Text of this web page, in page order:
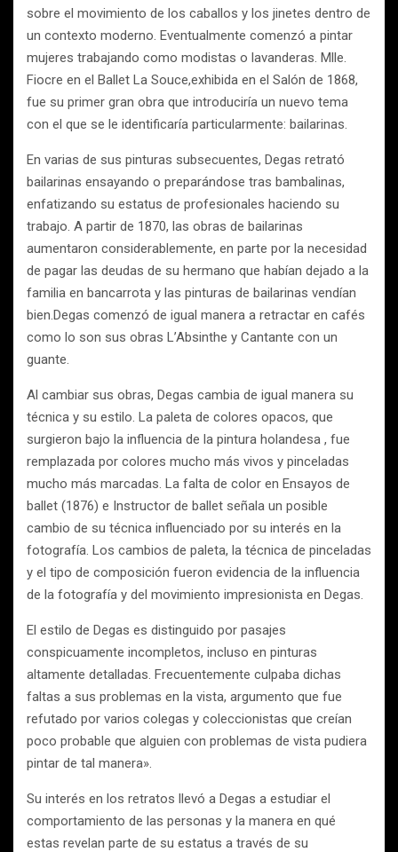
sobre el movimiento de los caballos y los jinetes dentro de
un contexto moderno. Eventualmente comenzó a pintar
mujeres trabajando como modistas o lavanderas. Mlle.
Fiocre en el Ballet La Souce,exhibida en el Salón de 1868,
fue su primer gran obra que introduciría un nuevo tema
con el que se le identificaría particularmente: bailarinas.
En varias de sus pinturas subsecuentes, Degas retrató
bailarinas ensayando o preparándose tras bambalinas,
enfatizando su estatus de profesionales haciendo su
trabajo. A partir de 1870, las obras de bailarinas
aumentaron considerablemente, en parte por la necesidad
de pagar las deudas de su hermano que habían dejado a la
familia en bancarrota y las pinturas de bailarinas vendían
bien.Degas comenzó de igual manera a retractar en cafés
como lo son sus obras L’Absinthe y Cantante con un
guante.
Al cambiar sus obras, Degas cambia de igual manera su
técnica y su estilo. La paleta de colores opacos, que
surgieron bajo la influencia de la pintura holandesa , fue
remplazada por colores mucho más vivos y pinceladas
mucho más marcadas. La falta de color en Ensayos de
ballet (1876) e Instructor de ballet señala un posible
cambio de su técnica influenciado por su interés en la
fotografía. Los cambios de paleta, la técnica de pinceladas
y el tipo de composición fueron evidencia de la influencia
de la fotografía y del movimiento impresionista en Degas.
El estilo de Degas es distinguido por pasajes
conspicuamente incompletos, incluso en pinturas
altamente detalladas. Frecuentemente culpaba dichas
faltas a sus problemas en la vista, argumento que fue
refutado por varios colegas y coleccionistas que creían
poco probable que alguien con problemas de vista pudiera
pintar de tal manera».
Su interés en los retratos llevó a Degas a estudiar el
comportamiento de las personas y la manera en qué
estas revelan parte de su estatus a través de su